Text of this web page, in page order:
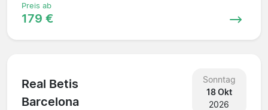
Preis ab
179 €
Real Betis
Barcelona
Sonntag
18 Okt
2026